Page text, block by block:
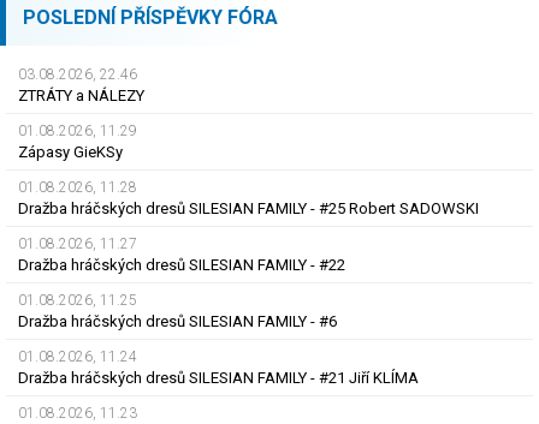
POSLEDNÍ PŘÍSPĚVKY FÓRA
03.08.2026, 22.46
ZTRÁTY a NÁLEZY
01.08.2026, 11.29
Zápasy GieKSy
01.08.2026, 11.28
Dražba hráčských dresů SILESIAN FAMILY - #25 Robert SADOWSKI
01.08.2026, 11.27
Dražba hráčských dresů SILESIAN FAMILY - #22
01.08.2026, 11.25
Dražba hráčských dresů SILESIAN FAMILY - #6
01.08.2026, 11.24
Dražba hráčských dresů SILESIAN FAMILY - #21 Jiří KLÍMA
01.08.2026, 11.23